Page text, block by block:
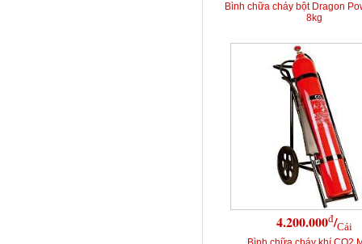
Bình chữa cháy bột Dragon
8kg
4.200.000đ/Cái